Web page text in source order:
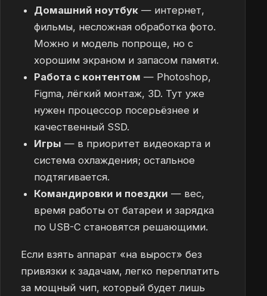
Домашний ноутбук— интернет,
фильмы, несложная обработка фото.
Можно и модель попроще, но с
хорошим экраном и запасом памяти.
Работа с контентом — Photoshop,
Figma, лёгкий монтаж, 3D. Тут уже
нужен процессор посерьёзнее и
качественный SSD.
Игры — в приоритет видеокарта и
система охлаждения; остальное
подтягивается.
Командировки и поездки — вес,
время работы от батареи и зарядка
по USB-C становятся решающими.
Если взять аппарат «на вырост» без
привязки к задачам, легко переплатить
за мощный чип, который будет лишь